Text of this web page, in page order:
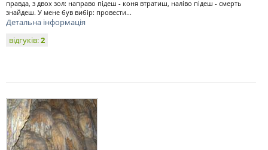
правда, з двох зол: направо підеш - коня втратиш, наліво підеш - смерть
знайдеш. У мене був вибір: провести...
Детальна інформація
відгуків:2